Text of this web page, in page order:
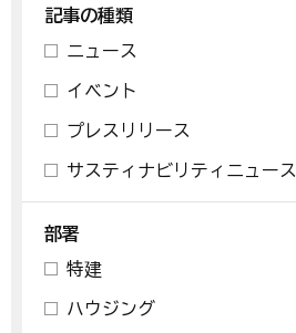
記事の種類
ニュース
イベント
プレスリリース
サスティナビリティニュース
部署
特建
ハウジング